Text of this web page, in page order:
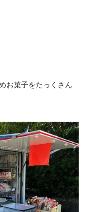
お菓子をたっくさん